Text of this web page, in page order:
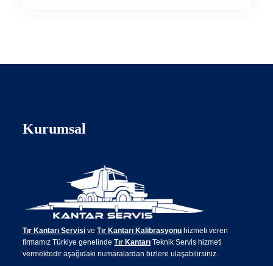
Kurumsal
Tır Kantarı Servisi veTır Kantarı Kalibrasyonu hizmeti veren
firmamız Türkiye genelindeTır Kantarı Teknik Servis hizmeti
vermektedir aşağıdaki numaralardan bizlere ulaşabilirsiniz.